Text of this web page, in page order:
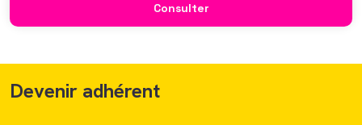
des politiques salariales comme un enjeu majeur,
Consulter
Devenir adhérent